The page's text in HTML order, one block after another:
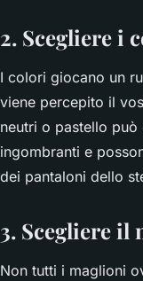
2. Scegliere i
I colori giocano un
viene percepito il
neutri o pastello può
ingombranti e
dei pantaloni dello
3. Scegliere il
Non tutti i maglioni